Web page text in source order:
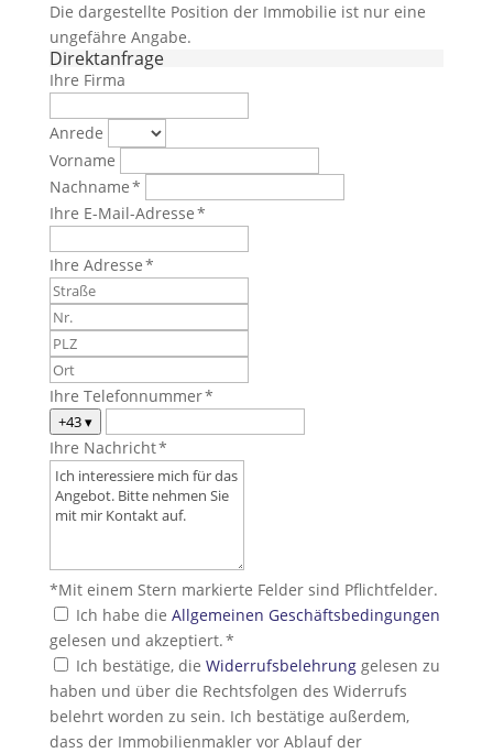
Die dargestellte Position der Immobilie ist nur eine
ungefähre Angabe.
Direktanfrage
Ihre Firma
Anrede
Vorname
Nachname *
Ihre E-Mail-Adresse *
Ihre Adresse *
Ihre Telefonnummer *
+43▾
Ihre Nachricht *
*Mit einem Stern markierte Felder sind Pflichtfelder.
Ich habe die Allgemeinen Geschäftsbedingungen
gelesen und akzeptiert. *
Ich bestätige, die Widerrufsbelehrunggelesen zu
haben und über die Rechtsfolgen des Widerrufs
belehrt worden zu sein. Ich bestätige außerdem,
dass der Immobilienmakler vor Ablauf der